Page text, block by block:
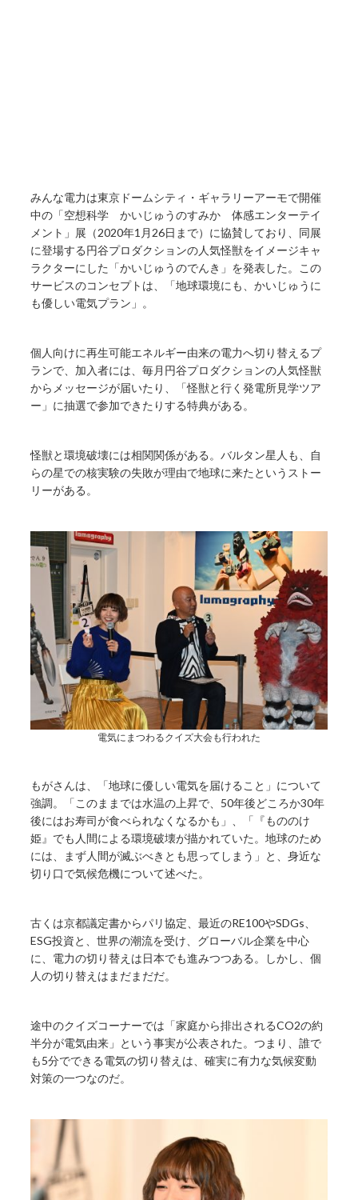
みんな電力は東京ドームシティ・ギャラリーアーモで開催
中の「空想科学 かいじゅうのすみか 体感エンターテイ
メント」展（2020年1月26日まで）に協賛しており、同展
に登場する円谷プロダクションの人気怪獣をイメージキャ
ラクターにした「かいじゅうのでんき」を発表した。この
サービスのコンセプトは、「地球環境にも、かいじゅうに
も優しい電気プラン」。
個人向けに再生可能エネルギー由来の電力へ切り替えるプ
ランで、加入者には、毎月円谷プロダクションの人気怪獣
からメッセージが届いたり、「怪獣と行く発電所見学ツア
ー」に抽選で参加できたりする特典がある。
怪獣と環境破壊には相関関係がある。バルタン星人も、自
らの星での核実験の失敗が理由で地球に来たというストー
リーがある。
電気にまつわるクイズ大会も行われた
もがさんは、「地球に優しい電気を届けること」について
強調。「このままでは水温の上昇で、50年後どころか30年
後にはお寿司が食べられなくなるかも」、「『もののけ
姫』でも人間による環境破壊が描かれていた。地球のため
には、まず人間が滅ぶべきとも思ってしまう」と、身近な
切り口で気候危機について述べた。
古くは京都議定書からパリ協定、最近のRE100やSDGs、
ESG投資と、世界の潮流を受け、グローバル企業を中心
に、電力の切り替えは日本でも進みつつある。しかし、個
人の切り替えはまだまだだ。
途中のクイズコーナーでは「家庭から排出されるCO2の約
半分が電気由来」という事実が公表された。つまり、誰で
も5分でできる電気の切り替えは、確実に有力な気候変動
対策の一つなのだ。